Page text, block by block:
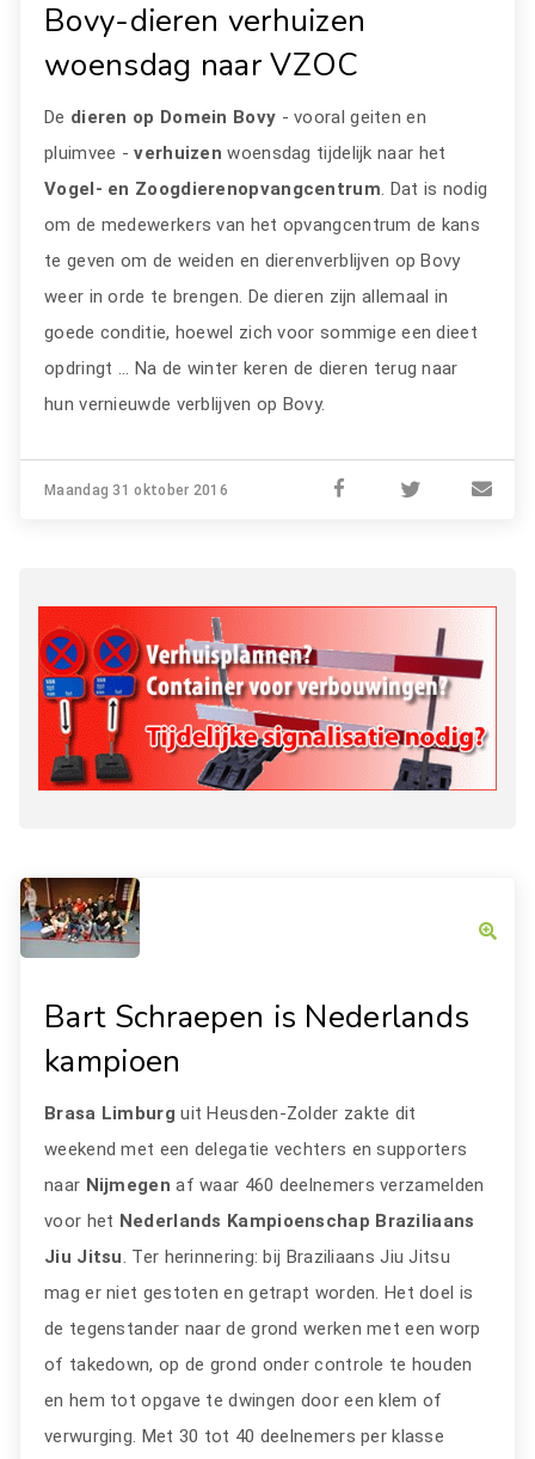
Bovy-dieren verhuizen
woensdag naar VZOC
De dieren op Domein Bovy - vooral geiten en
pluimvee -verhuizenwoensdag tijdelijk naar het
Vogel- en Zoogdierenopvangcentrum. Dat is nodig
om de medewerkers van het opvangcentrum de kans
te geven om de weiden en dierenverblijven op Bovy
weer in orde te brengen. De dieren zijn allemaal in
goede conditie, hoewel zich voor sommige een dieet
opdringt ... Na de winter keren de dieren terug naar
hun vernieuwde verblijven op Bovy.
Maandag 31 oktober 2016
Bart Schraepen is Nederlands
kampioen
Brasa Limburg uit Heusden-Zolder zakte dit
weekend met een delegatie vechters en supporters
naar Nijmegenaf waar 460 deelnemers verzamelden
voor het Nederlands Kampioenschap Braziliaans
Jiu Jitsu. Ter herinnering: bij Braziliaans Jiu Jitsu
mag er niet gestoten en getrapt worden. Het doel is
de tegenstander naar de grond werken met een worp
of takedown, op de grond onder controle te houden
en hem tot opgave te dwingen door een klem of
verwurging. Met 30 tot 40 deelnemers per klasse